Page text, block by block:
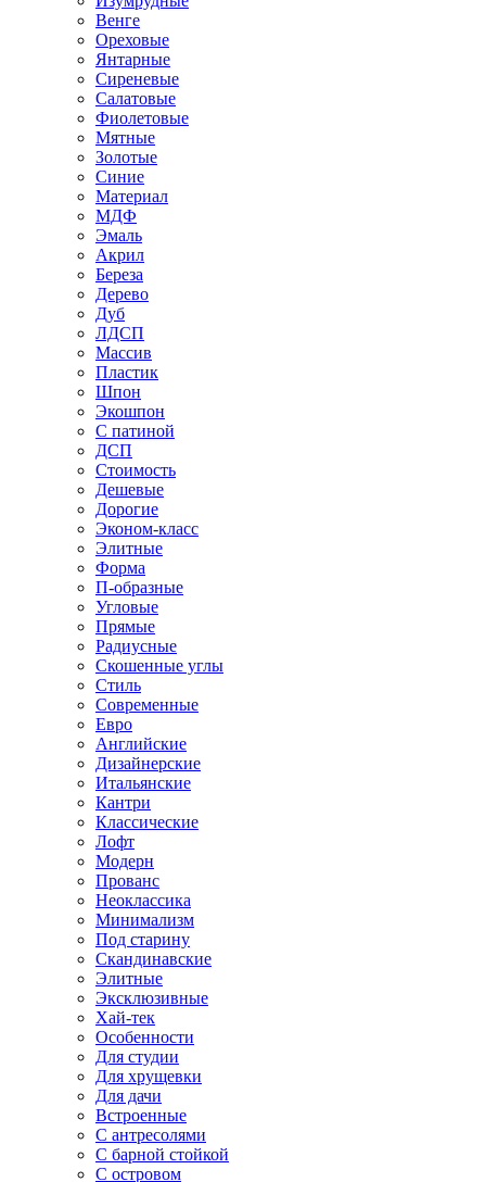
Венге
Ореховые
Янтарные
Сиреневые
Салатовые
Фиолетовые
Мятные
Золотые
Синие
Материал
МДФ
Эмаль
Акрил
Береза
Дерево
Дуб
ЛДСП
Массив
Пластик
Шпон
Экошпон
С патиной
ДСП
Стоимость
Дешевые
Дорогие
Эконом-класс
Элитные
Форма
П-образные
Угловые
Прямые
Радиусные
Скошенные углы
Стиль
Современные
Евро
Английские
Дизайнерские
Итальянские
Кантри
Классические
Лофт
Модерн
Прованс
Неоклассика
Минимализм
Под старину
Скандинавские
Элитные
Эксклюзивные
Хай-тек
Особенности
Для студии
Для хрущевки
Для дачи
Встроенные
С антресолями
С барной стойкой
С островом